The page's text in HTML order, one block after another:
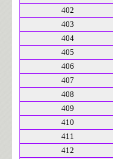
402
403
404
405
406
407
408
409
410
411
412